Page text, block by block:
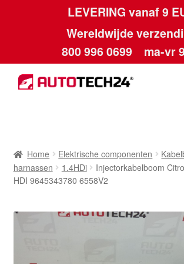
LEVERING vanaf 9
Wereldwijde
800 996 0699 ma-vr
Ga
door
Ga
naar
Algemene voorwaarden
Betalingen
Home Elektrische componenten
harnassen
1.4HDi
Injectorkabelboom
HDI 9645343780 6558V2